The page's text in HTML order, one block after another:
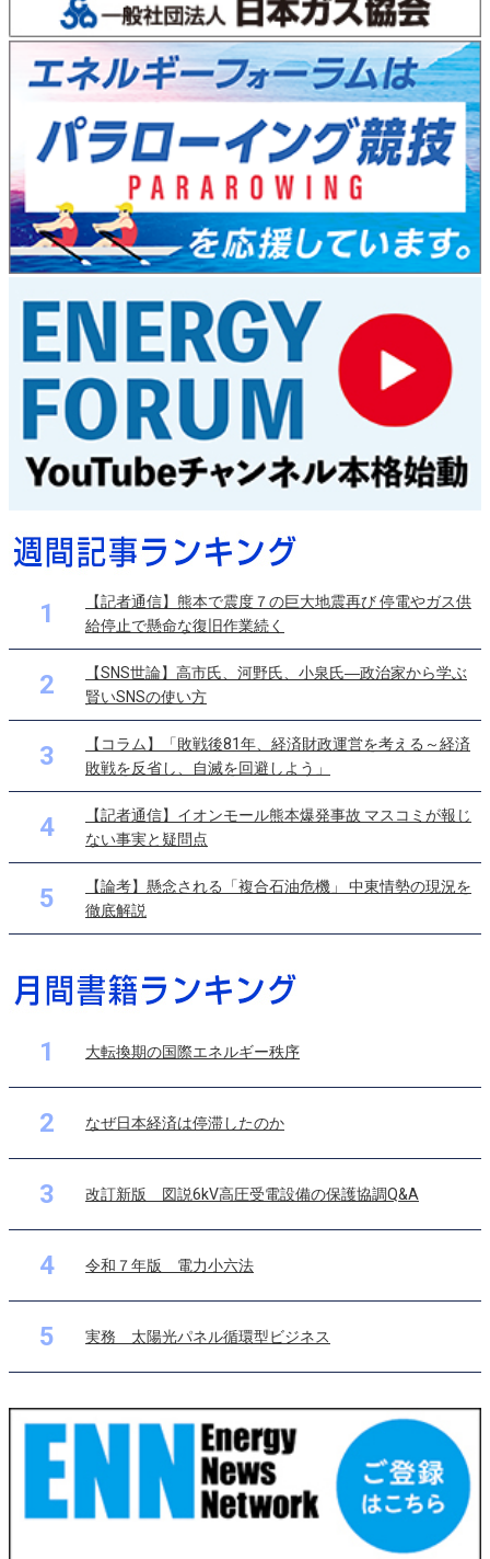
1
【記者通信】熊本で震度７の巨大地震再び 停電やガス供
給停止で懸命な復旧作業続く
2
【SNS世論】高市氏、河野氏、小泉氏―政治家から学ぶ
賢いSNSの使い方
3
【コラム】「敗戦後81年、経済財政運営を考える～経済
敗戦を反省し、自滅を回避しよう」
4
【記者通信】イオンモール熊本爆発事故 マスコミが報じ
ない事実と疑問点
5
【論考】懸念される「複合石油危機」 中東情勢の現況を
徹底解説
1 大転換期の国際エネルギー秩序
2 なぜ日本経済は停滞したのか
3 改訂新版 図説6kV高圧受電設備の保護協調Q&A
4 令和７年版 電力小六法
5 実務 太陽光パネル循環型ビジネス